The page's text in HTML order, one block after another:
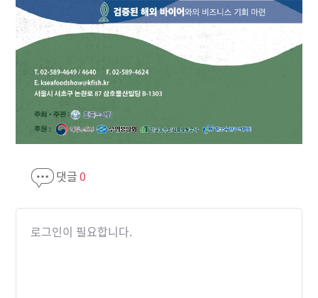
댓글0
로그인이 필요합니다.